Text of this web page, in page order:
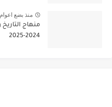
منذ بضع اعوام
2025-2024